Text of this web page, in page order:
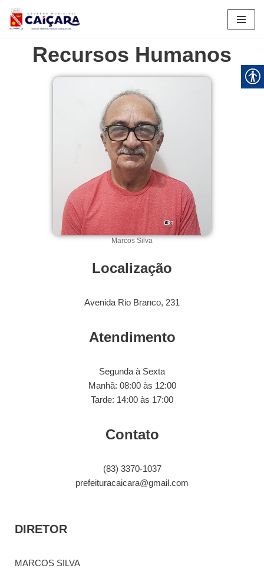
Pular
Recursos Humanos
Marcos Silva
Localização
Avenida Rio Branco, 231
Atendimento
Segunda à Sexta
Manhã: 08:00 às 12:00
Tarde: 14:00 às 17:00
Contato
(83) 3370-1037
prefeituracaicara@gmail.com
DIRETOR
MARCOS SILVA